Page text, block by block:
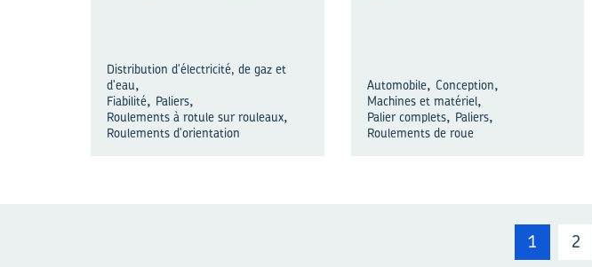
Distribution d'électricité, de gaz et
d'eau,
Fiabilité, Paliers,
Roulements à rotule sur rouleaux,
Roulements d'orientation
Automobile, Conception,
Machines et matériel,
Palier complets, Paliers,
Roulements de roue
1 2